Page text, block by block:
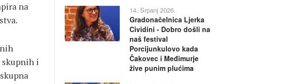
na
skupnih i
14. Srpanj 2026.
Gradonačelnica Ljerka
Cividini - Dobro došli na
naš festival
Porcijunkulovo kada
Čakovec i Međimurje
žive punim plućima